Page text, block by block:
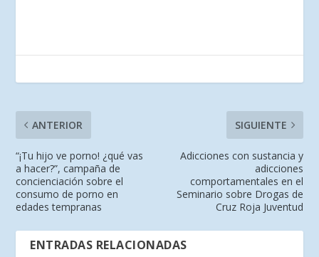
ANTERIOR
“¡Tu hijo ve porno! ¿qué vas
a hacer?”, campaña de
concienciación sobre el
consumo de porno en
edades tempranas
SIGUIENTE
Adicciones con sustancia y
adicciones
comportamentales en el
Seminario sobre Drogas de
Cruz Roja Juventud
ENTRADAS RELACIONADAS